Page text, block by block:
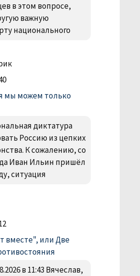
в этом вопросе,
важную
национального
мы можем только
диктатура
Россию из цепких
К сожалению, со
Иван Ильин пришёл
ситуация
вместе", или Две
в 11:43 Вячеслав,